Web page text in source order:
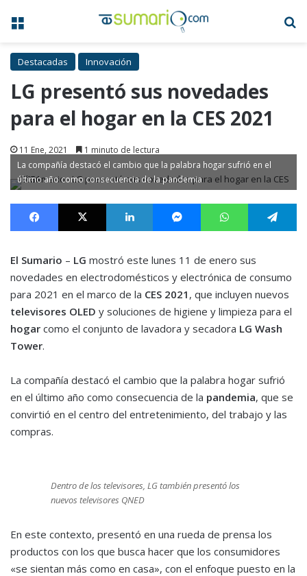
Menú
Destacadas Innovación
LG presentó sus novedades
para el hogar en la CES 2021
11 Ene, 2021 1 minuto de lectura
La compañía destacó el cambio que la palabra hogar sufrió en el
último año como consecuencia de la pandemia
Facebook X LinkedIn MessengerWhatsApp
El Sumario – LG mostró este lunes 11 de enero sus
novedades en electrodomésticos y electrónica de consumo
para 2021 en el marco de la CES 2021 , que incluyen nuevos
televisores OLED y soluciones de higiene y limpieza para el
hogar como el conjunto de lavadora y secadora LG Wash
Tower.
La compañía destacó el cambio que la palabra hogar sufrió
en el último año como consecuencia de la pandemia, que se
convirtió en el centro del entretenimiento, del trabajo y las
compras.
Dentro de los televisores, LG también presentó los
nuevos televisores QNED
En este contexto, presentó en una rueda de prensa los
productos con los que busca hacer que los consumidores
«se sientan más como en casa», con el enfoque puesto en la